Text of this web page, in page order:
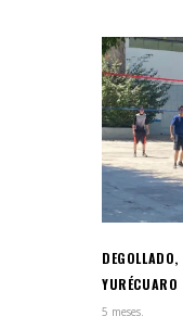
DEGOLLADO,
YURÉCUARO
5 meses.